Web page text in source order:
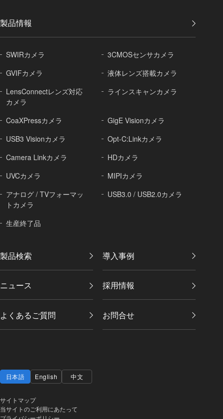
製品情報
SWIRカメラ
3CMOSセンサカメラ
GVIFカメラ
液体レンズ搭載カメラ
LensConnectレンズ対応
カメラ
ラインスキャンカメラ
CoaXPressカメラ
GigE Visionカメラ
USB3 Visionカメラ
Opt-C:Linkカメラ
Camera Linkカメラ
HDカメラ
UVCカメラ
MIPIカメラ
アナログ / TVフォーマッ
トカメラ
USB3.0 / USB2.0カメラ
生産終了品
製品検索 導入事例
ニュース 採用情報
よくあるご質問 お問合せ
日本語 English 中文
サイトマップ
当サイトのご利用にあたって